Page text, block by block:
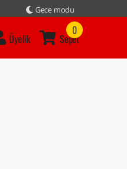
Gece modu
Üyelik Sepet
0